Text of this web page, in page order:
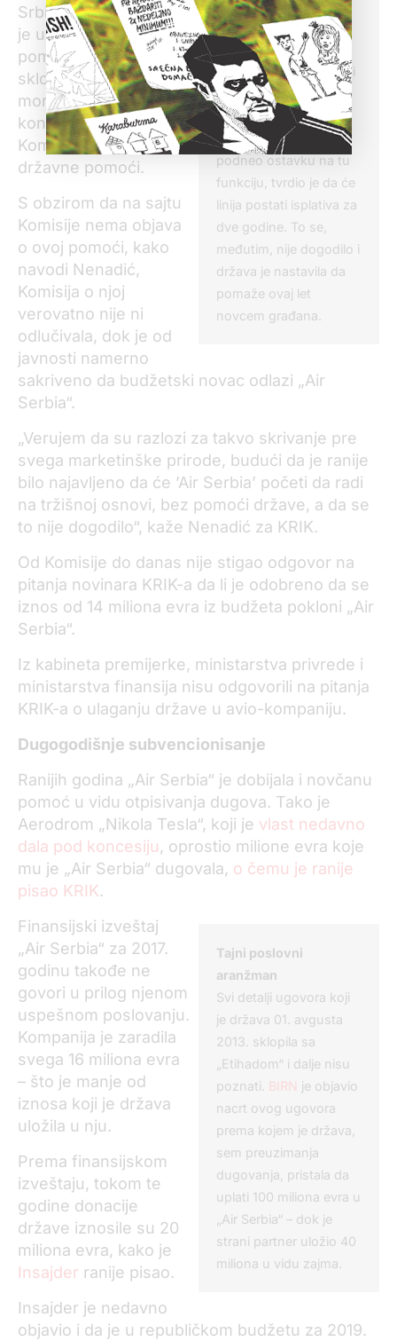
godine, državni
zvaničnici nisu krili da
on u početku neće biti
profitabilan. Donedavni
generalni direktor „Air
Serbia“ Dane Kondić,
koji je krajem 2017.
podneo ostavku na tu
funkciju, tvrdio je da će
linija postati isplativa za
dve godine. To se,
međutim, nije dogodilo i
država je nastavila da
pomaže ovaj let
novcem građana.
Srbija“ napominje da
je ugovor o dodeli
pomoći koji je Vlada
sklopila sa „Air Serbia“
morao da prođe
kontrolu nadležne
Komisije za dodelu
državne pomoći.
S obzirom da na sajtu
Komisije nema objava
o ovoj pomoći, kako
navodi Nenadić,
Komisija o njoj
verovatno nije ni
odlučivala, dok je od
javnosti namerno
sakriveno da budžetski novac odlazi „Air
Serbia“.
„Verujem da su razlozi za takvo skrivanje pre
svega marketinške prirode, budući da je ranije
bilo najavljeno da će ’Air Serbia’ početi da radi
na tržišnoj osnovi, bez pomoći države, a da se
to nije dogodilo“, kaže Nenadić za KRIK.
Od Komisije do danas nije stigao odgovor na
pitanja novinara KRIK-a da li je odobreno da se
iznos od 14 miliona evra iz budžeta pokloni „Air
Serbia“.
Iz kabineta premijerke, ministarstva privrede i
ministarstva finansija nisu odgovorili na pitanja
KRIK-a o ulaganju države u avio-kompaniju.
Dugogodišnje subvencionisanje
Ranijih godina „Air Serbia“ je dobijala i novčanu
pomoć u vidu otpisivanja dugova. Tako je
Aerodrom „Nikola Tesla“, koji je vlast nedavno
dala pod koncesiju, oprostio milione evra koje
mu je „Air Serbia“ dugovala, o čemu je ranije
pisao KRIK.
Tajni poslovni
aranžman
Svi detalji ugovora koji
je država 01. avgusta
2013. sklopila sa
„Etihadom“ i dalje nisu
poznati.
BIRN je objavio
nacrt ovog ugovora
prema kojem je država,
sem preuzimanja
dugovanja, pristala da
uplati 100 miliona evra u
„Air Serbia“ – dok je
strani partner uložio 40
miliona u vidu zajma.
Finansijski izveštaj
„Air Serbia“ za 2017.
godinu takođe ne
govori u prilog njenom
uspešnom poslovanju.
Kompanija je zaradila
svega 16 miliona evra
– što je manje od
iznosa koji je država
uložila u nju.
Prema finansijskom
izveštaju, tokom te
godine donacije
države iznosile su 20
miliona evra, kako je
Insajder ranije pisao.
Insajder je nedavno
objavio i da je u republičkom budžetu za 2019.